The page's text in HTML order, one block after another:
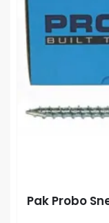
Pak Probo